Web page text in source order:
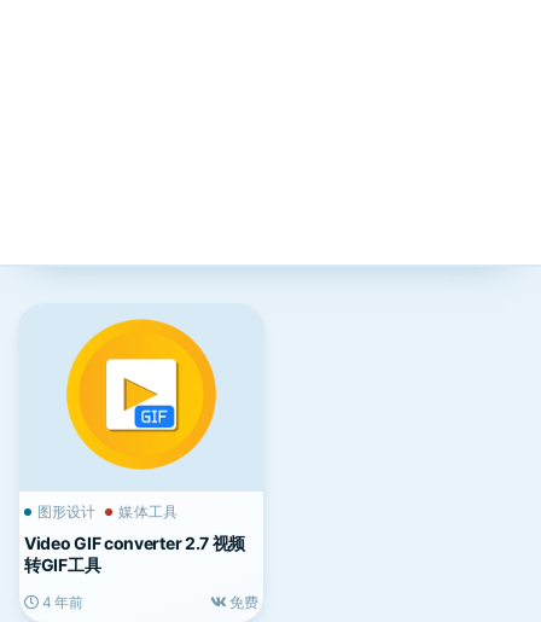
图形设计 媒体工具
Video GIF converter 2.7 视频
转GIF工具
4 年前 免费